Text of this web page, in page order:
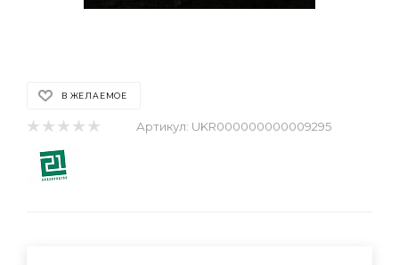
В ЖЕЛАЕМОЕ
Артикул: UKR000000000009295